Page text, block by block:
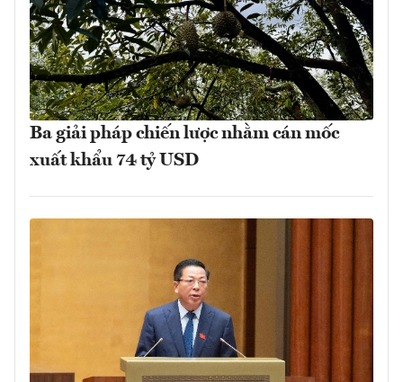
Ba giải pháp chiến lược nhằm cán mốc
xuất khẩu 74 tỷ USD